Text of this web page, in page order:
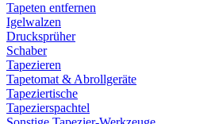
Tapeten entfernen
Igelwalzen
Drucksprüher
Schaber
Tapezieren
Tapetomat & Abrollgeräte
Tapeziertische
Tapezierspachtel